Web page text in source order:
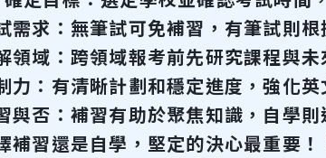
需求：無筆試可免補習，有筆試則根
領域：跨領域報考前先研究課程與
力：有清晰計劃和穩定進度，強化英
與否：補習有助於聚焦知識，自學則
補習還是自學，堅定的決心最重要！